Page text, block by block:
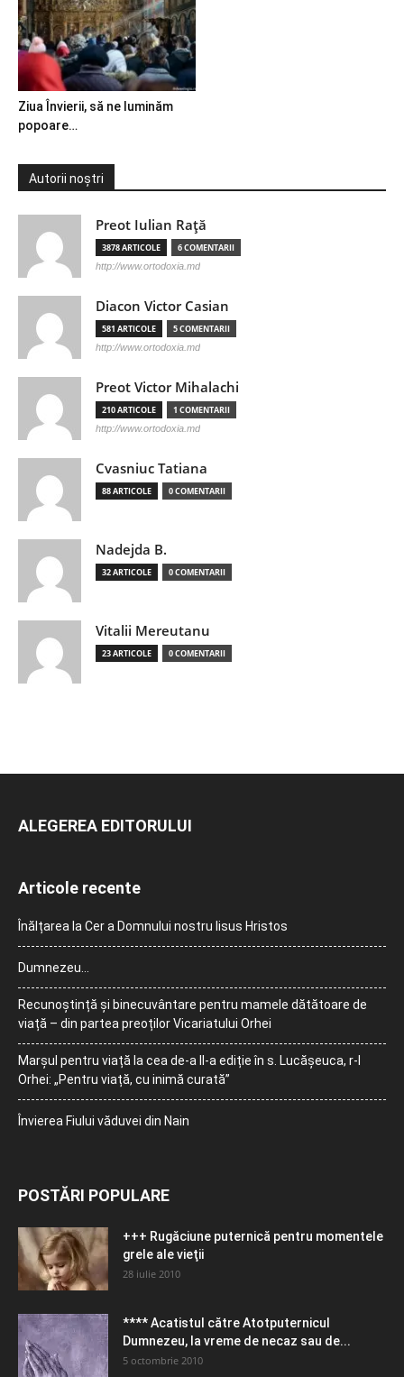
Ziua Învierii, să ne luminăm
popoare…
Autorii noștri
Preot Iulian Raţă
3878 ARTICOLE 6 COMENTARII
http://www.ortodoxia.md
Diacon Victor Casian
581 ARTICOLE 5 COMENTARII
http://www.ortodoxia.md
Preot Victor Mihalachi
210 ARTICOLE 1 COMENTARII
http://www.ortodoxia.md
Cvasniuc Tatiana
88 ARTICOLE 0 COMENTARII
Nadejda B.
32 ARTICOLE 0 COMENTARII
Vitalii Mereutanu
23 ARTICOLE 0 COMENTARII
ALEGEREA EDITORULUI
Articole recente
Înălțarea la Cer a Domnului nostru Iisus Hristos
Dumnezeu…
Recunoștință și binecuvântare pentru mamele dătătoare de
viață – din partea preoților Vicariatului Orhei
Marșul pentru viață la cea de-a II-a ediție în s. Lucășeuca, r-l
Orhei: „Pentru viață, cu inimă curată”
Învierea Fiului văduvei din Nain
POSTĂRI POPULARE
+++ Rugăciune puternică pentru momentele
grele ale vieţii
28 iulie 2010
**** Acatistul către Atotputernicul
Dumnezeu, la vreme de necaz sau de...
5 octombrie 2010